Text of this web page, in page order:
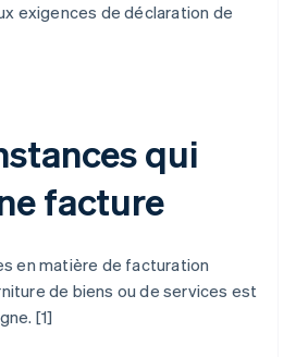
exigences de déclaration de
qui
facture
en matière de facturation
de biens ou de services est
[1]